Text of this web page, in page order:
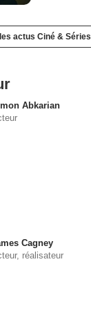
actus Ciné & Séries
Abkarian
Cagney
réalisateur